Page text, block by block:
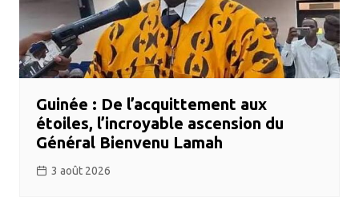
Guinée : De l’acquittement aux
étoiles, l’incroyable ascension du
Général Bienvenu Lamah
3 août 2026